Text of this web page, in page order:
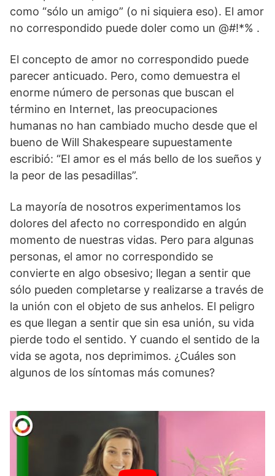
como “sólo un amigo” (o ni siquiera eso). El amor
no correspondido puede doler como un @#!*% .
El concepto de amor no correspondido puede
parecer anticuado. Pero, como demuestra el
enorme número de personas que buscan el
término en Internet, las preocupaciones
humanas no han cambiado mucho desde que el
bueno de Will Shakespeare supuestamente
escribió: “El amor es el más bello de los sueños y
la peor de las pesadillas”.
La mayoría de nosotros experimentamos los
dolores del afecto no correspondido en algún
momento de nuestras vidas. Pero para algunas
personas, el amor no correspondido se
convierte en algo obsesivo; llegan a sentir que
sólo pueden completarse y realizarse a través de
la unión con el objeto de sus anhelos. El peligro
es que llegan a sentir que sin esa unión, su vida
pierde todo el sentido. Y cuando el sentido de la
vida se agota, nos deprimimos. ¿Cuáles son
algunos de los síntomas más comunes?